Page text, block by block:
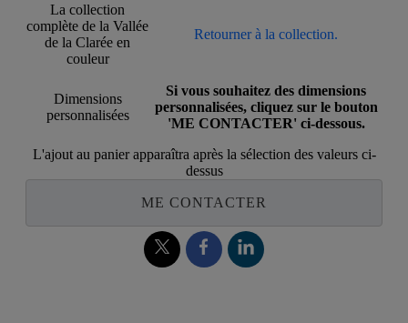
La collection
complète de la Vallée
de la Clarée en
couleur
Retourner à la collection.
Dimensions
personnalisées
Si vous souhaitez des dimensions
personnalisées, cliquez sur le bouton
'ME CONTACTER' ci-dessous.
L'ajout au panier apparaîtra après la sélection des valeurs ci-
dessus
ME CONTACTER